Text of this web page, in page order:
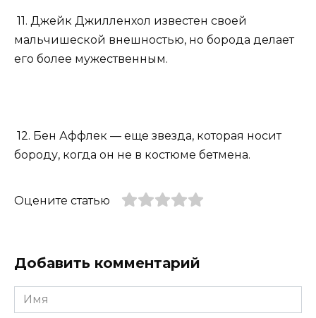
11. Джейк Джилленхол известен своей
мальчишеской внешностью, но борода делает
его более мужественным.
12. Бен Аффлек — еще звезда, которая носит
бороду, когда он не в костюме бетмена.
Оцените статью
Добавить комментарий
Имя
*